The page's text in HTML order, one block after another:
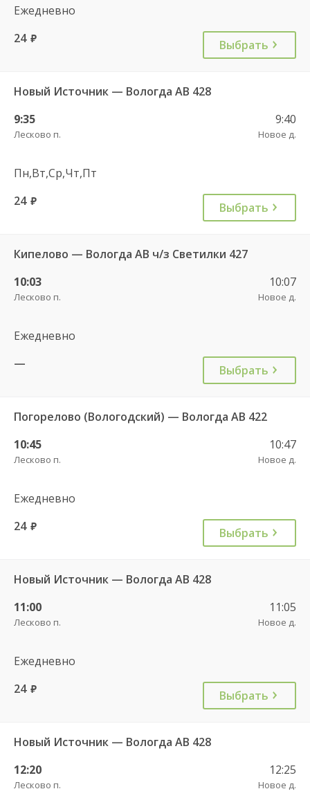
Ежедневно
24 руб. Выбрать
Новый Источник — Вологда АВ 428
9:35
Лесково п.
9:40
Новое д.
Пн,Вт,Ср,Чт,Пт
24 руб. Выбрать
Кипелово — Вологда АВ ч/з Светилки 427
10:03
Лесково п.
10:07
Новое д.
Ежедневно
—
Выбрать
Погорелово (Вологодский) — Вологда АВ 422
10:45
Лесково п.
10:47
Новое д.
Ежедневно
24 руб. Выбрать
Новый Источник — Вологда АВ 428
11:00
Лесково п.
11:05
Новое д.
Ежедневно
24 руб. Выбрать
Новый Источник — Вологда АВ 428
12:20
Лесково п.
12:25
Новое д.